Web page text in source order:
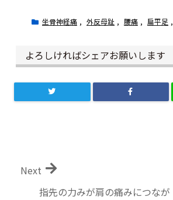
坐骨神経痛 , 外反母趾 , 腰痛 , 扁平足 ,
よろしければシェアお願いします
指先の力みが肩の痛みにつなが
Next